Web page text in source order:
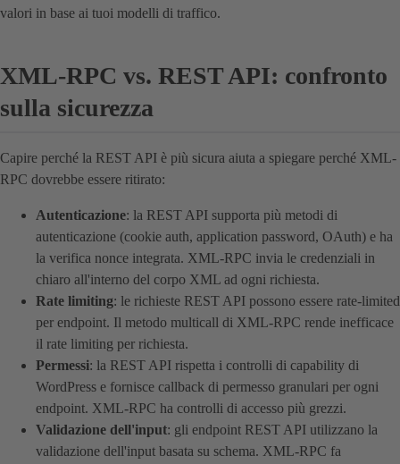
valori in base ai tuoi modelli di traffico.
XML-RPC vs. REST API: confronto
sulla sicurezza
Capire perché la REST API è più sicura aiuta a spiegare perché XML-
RPC dovrebbe essere ritirato:
Autenticazione: la REST API supporta più metodi di
autenticazione (cookie auth, application password, OAuth) e ha
la verifica nonce integrata. XML-RPC invia le credenziali in
chiaro all'interno del corpo XML ad ogni richiesta.
Rate limiting: le richieste REST API possono essere rate-limited
per endpoint. Il metodo multicall di XML-RPC rende inefficace
il rate limiting per richiesta.
Permessi: la REST API rispetta i controlli di capability di
WordPress e fornisce callback di permesso granulari per ogni
endpoint. XML-RPC ha controlli di accesso più grezzi.
Validazione dell'input: gli endpoint REST API utilizzano la
validazione dell'input basata su schema. XML-RPC fa